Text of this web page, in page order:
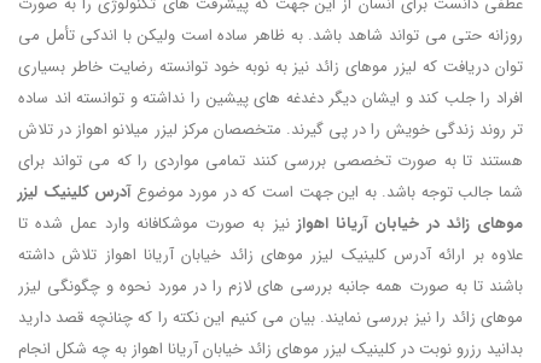
روزانه حتی می تواند شاهد باشد. به ظاهر ساده است ولیکن با اندکی تأمل می
توان دریافت که لیزر موهای زائد نیز به نوبه خود توانسته رضایت خاطر بسیاری
افراد را جلب کند و ایشان دیگر دغدغه های پیشین را نداشته و توانسته اند ساده
تر روند زندگی خویش را در پی گیرند. متخصصان مرکز لیزر میلانو اهواز در تلاش
هستند تا به صورت تخصصی بررسی کنند تمامی مواردی را که می تواند برای
شما جالب توجه باشد. به این جهت است که در مورد موضوعآدرس کلینیک لیزر
موهای زائد در خیابان آریانا اهواز نیز به صورت موشکافانه وارد عمل شده تا
علاوه بر ارائه آدرس کلینیک لیزر موهای زائد خیابان آریانا اهواز تلاش داشته
باشند تا به صورت همه جانبه بررسی های لازم را در مورد نحوه و چگونگی لیزر
موهای زائد را نیز بررسی نمایند. بیان می کنیم این نکته را که چنانچه قصد دارید
بدانید رزرو نوبت در کلینیک لیزر موهای زائد خیابان آریانا اهواز به چه شکل انجام